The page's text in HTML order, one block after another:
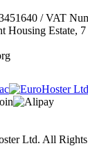
/ VAT
Housing Estate,
Ltd. All Rights